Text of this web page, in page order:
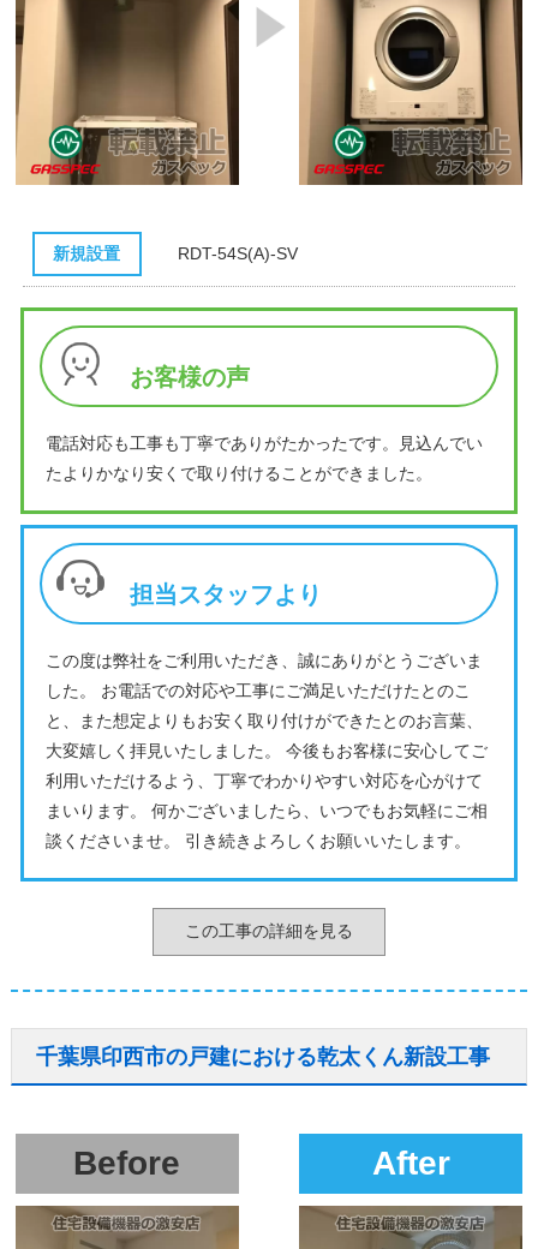
新規設置 RDT-54S(A)-SV
お客様の声
電話対応も工事も丁寧でありがたかったです。見込んでい
たよりかなり安くで取り付けることができました。
担当スタッフより
この度は弊社をご利用いただき、誠にありがとうございま
した。 お電話での対応や工事にご満足いただけたとのこ
と、また想定よりもお安く取り付けができたとのお言葉、
大変嬉しく拝見いたしました。 今後もお客様に安心してご
利用いただけるよう、丁寧でわかりやすい対応を心がけて
まいります。 何かございましたら、いつでもお気軽にご相
談くださいませ。 引き続きよろしくお願いいたします。
この工事の詳細を見る
千葉県印西市の戸建における乾太くん新設工事
Before After